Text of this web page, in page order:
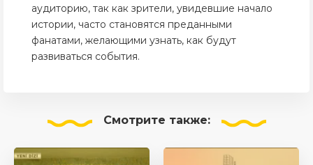
аудиторию, так как зрители, увидевшие начало
истории, часто становятся преданными
фанатами, желающими узнать, как будут
развиваться события.
Смотрите также: